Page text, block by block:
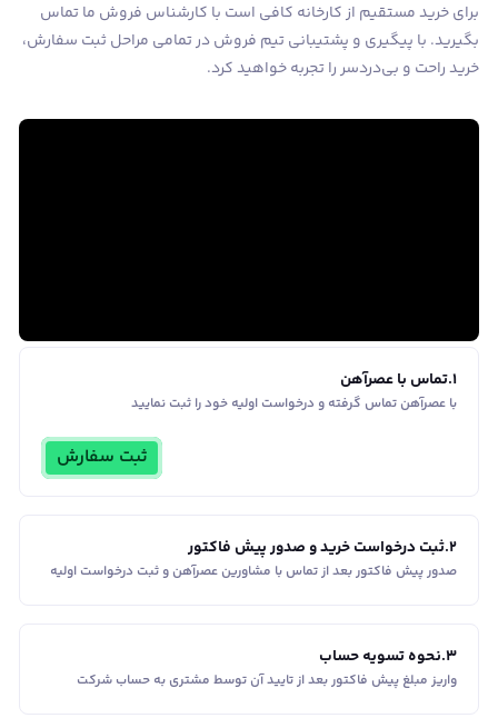
برای خرید مستقیم از کارخانه کافی است با کارشناس فروش ما تماس
بگیرید. با پیگیری و پشتیبانی تیم فروش در تمامی مراحل ثبت سفارش،
خرید راحت و بی‌دردسر را تجربه خواهید کرد.
1
.تماس با عصرآهن
با عصرآهن تماس گرفته و درخواست اولیه خود را ثبت نمایید
ثبت سفارش
2
.ثبت درخواست خرید و صدور پیش فاکتور
صدور پیش فاکتور بعد از تماس با مشاورین عصر‌آهن و ثبت درخواست اولیه
3
.نحوه تسویه حساب
واریز مبلغ پیش فاکتور بعد از تایید آن توسط مشتری به حساب شرکت